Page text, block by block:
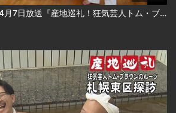
オズブラウン #01 4月7日放送『産地巡礼！狂気芸人トム・ブラウンのルーツ札幌東区探訪(前編)』